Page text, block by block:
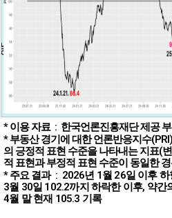
* 이용 자료 : 한국언론진흥재단 제공
* 부동산 경기에 대한 언론반응지수
의 긍정적 표현 수준을 나타내는 지표(
적 표현과 부정적 표현 수준이 동일한
* 주요결과 : 2026년 1월 26일 이후 하
3월 30일 102.2까지 하락한 이후, 약간
4월 말 현재 105.3 기록